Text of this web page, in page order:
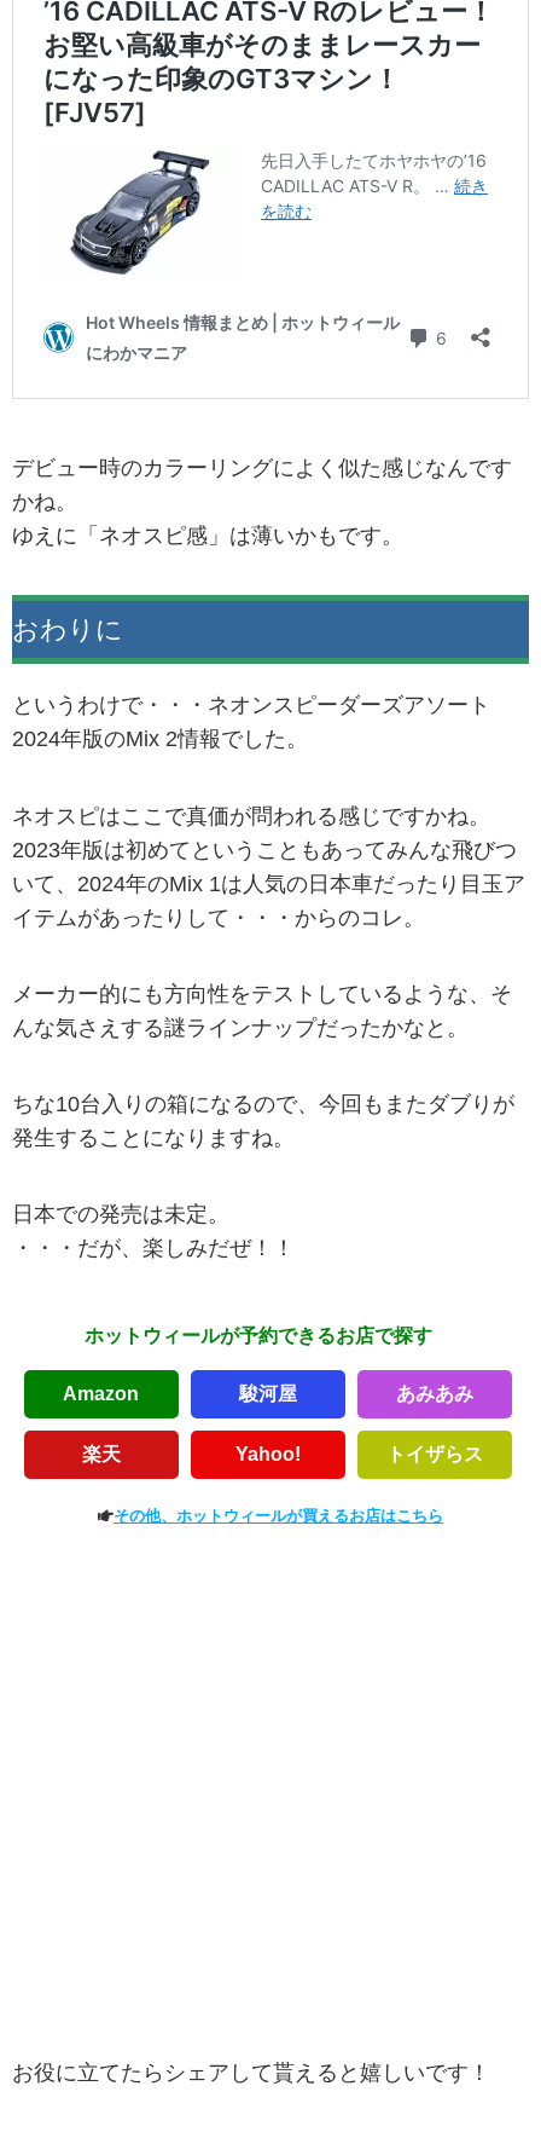
デビュー時のカラーリングによく似た感じなんです
かね。
ゆえに「ネオスピ感」は薄いかもです。
おわりに
というわけで・・・ネオンスピーダーズアソート
2024年版のMix 2情報でした。
ネオスピはここで真価が問われる感じですかね。
2023年版は初めてということもあってみんな飛びつ
いて、2024年のMix 1は人気の日本車だったり目玉ア
イテムがあったりして・・・からのコレ。
メーカー的にも方向性をテストしているような、そ
んな気さえする謎ラインナップだったかなと。
ちな10台入りの箱になるので、今回もまたダブりが
発生することになりますね。
日本での発売は未定。
・・・だが、楽しみだぜ！！
ホットウィールが予約できるお店で探す
Amazon 駿河屋 あみあみ
楽天 Yahoo! トイザらス
その他、ホットウィールが買えるお店はこちら
お役に立てたらシェアして貰えると嬉しいです！